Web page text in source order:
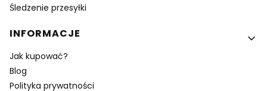
Śledzenie przesyłki
INFORMACJE
Jak kupować?
Blog
Polityka prywatności